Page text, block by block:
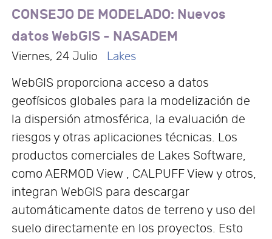
CONSEJO DE MODELADO: Nuevos
datos WebGIS - NASADEM
Viernes, 24 Julio Lakes
WebGIS proporciona acceso a datos
geofísicos globales para la modelización de
la dispersión atmosférica, la evaluación de
riesgos y otras aplicaciones técnicas. Los
productos comerciales de Lakes Software,
como AERMOD View , CALPUFF View y otros,
integran WebGIS para descargar
automáticamente datos de terreno y uso del
suelo directamente en los proyectos. Esto